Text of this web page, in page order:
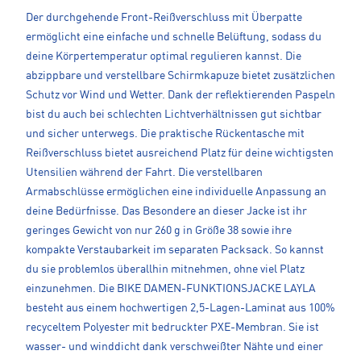
Der durchgehende Front-Reißverschluss mit Überpatte
ermöglicht eine einfache und schnelle Belüftung, sodass du
deine Körpertemperatur optimal regulieren kannst. Die
abzippbare und verstellbare Schirmkapuze bietet zusätzlichen
Schutz vor Wind und Wetter. Dank der reflektierenden Paspeln
bist du auch bei schlechten Lichtverhältnissen gut sichtbar
und sicher unterwegs. Die praktische Rückentasche mit
Reißverschluss bietet ausreichend Platz für deine wichtigsten
Utensilien während der Fahrt. Die verstellbaren
Armabschlüsse ermöglichen eine individuelle Anpassung an
deine Bedürfnisse. Das Besondere an dieser Jacke ist ihr
geringes Gewicht von nur 260 g in Größe 38 sowie ihre
kompakte Verstaubarkeit im separaten Packsack. So kannst
du sie problemlos überallhin mitnehmen, ohne viel Platz
einzunehmen. Die BIKE DAMEN-FUNKTIONSJACKE LAYLA
besteht aus einem hochwertigen 2,5-Lagen-Laminat aus 100%
recyceltem Polyester mit bedruckter PXE-Membran. Sie ist
wasser- und winddicht dank verschweißter Nähte und einer